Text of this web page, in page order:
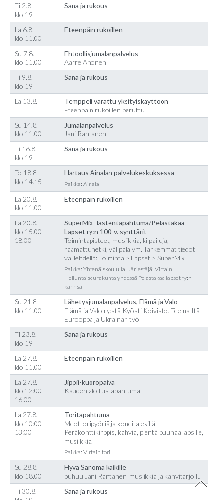
Ti 2.8.
klo 19
Sana ja rukous
La 6.8.
klo 11.00
Eteenpäin rukoillen
Su 7.8.
klo 11.00
Ehtoollisjumalanpalvelus
Aarre Ahonen
Ti 9.8.
klo 19
Sana ja rukous
La 13.8.
Temppeli varattu yksityiskäyttöön
Eteenpäin rukoillen peruttu
Su 14.8.
klo 11.00
Jumalanpalvelus
Jani Rantanen
Ti 16.8.
klo 19
Sana ja rukous
To 18.8.
klo 14.15
Hartaus Ainalan palvelukeskuksessa
Paikka: Ainala
La 20.8.
klo 11.00
Eteenpäin rukoillen
La 20.8.
klo 15.00 -
18.00
SuperMix -lastentapahtuma/Pelastakaa
Lapset ry:n 100-v. synttärit
Toimintapisteet, musiikkia, kilpailuja,
raamattuhetki, välipala ym. Tarkemmat tiedot
välilehdellä: Toiminta > Lapset > SuperMix
Paikka: Yhtenäiskoululla | Järjestäjä: Virtain
Helluntaiseurakunta yhdessä Pelastakaa lapset ry:n
kannsa
Su 21.8.
klo 11.00
Lähetysjumalanpalvelus, Elämä ja Valo
Elämä ja Valo ry:stä Kyösti Koivisto. Teema Itä-
Eurooppa ja Ukrainan työ
Ti 23.8.
klo 19
Sana ja rukous
La 27.8.
klo 11.00
Eteenpäin rukoillen
La 27.8.
klo 12:00 -
16:00
Jippii-kuoropäivä
Kauden aloitustapahtuma
La 27.8.
klo 10:00 -
13:00
Toritapahtuma
Moottoripyöriä ja koneita esillä.
Peräkonttikirppis, kahvia, pientä puuhaa lapsille,
musiikkia.
Paikka: Virtain tori
Su 28.8.
klo 18.00
Hyvä Sanoma kaikille
puhuu Jani Rantanen, musiikkia ja kahvitarjoilu
Ti 30.8.
Sana ja rukous